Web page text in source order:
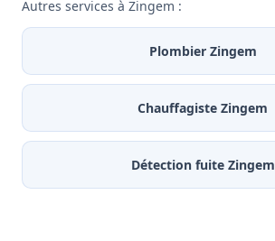
Autres services à Zingem :
Plombier Zingem
Chauffagiste Zingem
Détection fuite Zingem